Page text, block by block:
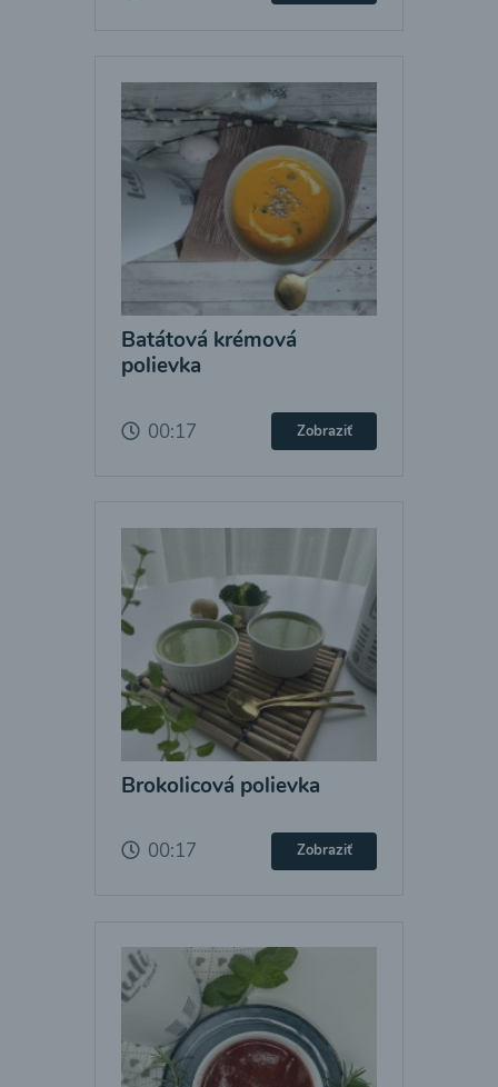
Batátová krémová
polievka
00:17 Zobraziť
Brokolicová polievka
00:17 Zobraziť